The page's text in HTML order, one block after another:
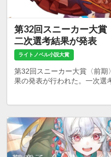
第32回スニーカー大賞
二次選考結果が発表
ライトノベル小説大賞
第32回スニーカー大賞〈前期
果の発表が行われた。一次選